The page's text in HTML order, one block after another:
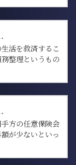
活を救済するこ
整理というもの
方の任意保険会
が少ないといっ